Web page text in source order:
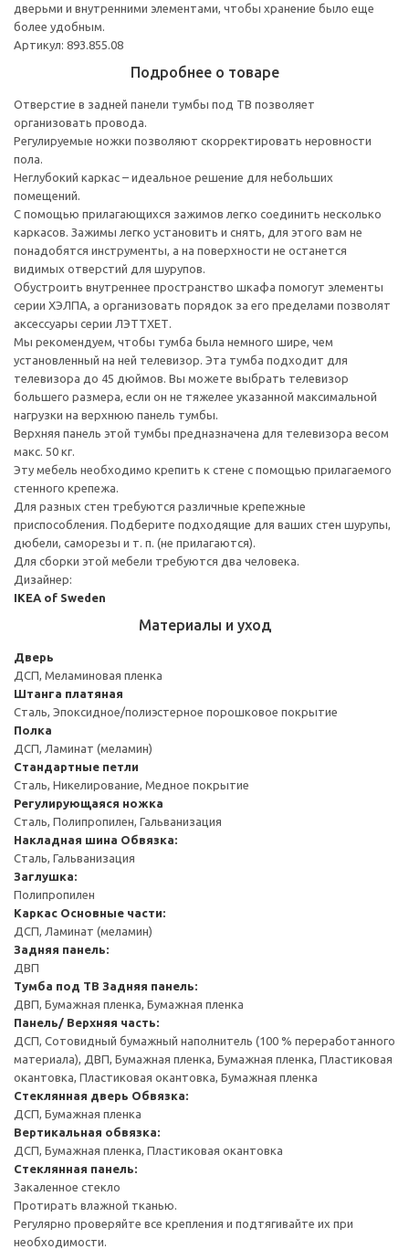
дверьми и внутренними элементами, чтобы хранение было еще
более удобным.
Артикул: 893.855.08
Подробнее о товаре
Отверстие в задней панели тумбы под ТВ позволяет
организовать провода.
Регулируемые ножки позволяют скорректировать неровности
пола.
Неглубокий каркас – идеальное решение для небольших
помещений.
С помощью прилагающихся зажимов легко соединить несколько
каркасов. Зажимы легко установить и снять, для этого вам не
понадобятся инструменты, а на поверхности не останется
видимых отверстий для шурупов.
Обустроить внутреннее пространство шкафа помогут элементы
серии ХЭЛПА, а организовать порядок за его пределами позволят
аксессуары серии ЛЭТТХЕТ.
Мы рекомендуем, чтобы тумба была немного шире, чем
установленный на ней телевизор. Эта тумба подходит для
телевизора до 45 дюймов. Вы можете выбрать телевизор
большего размера, если он не тяжелее указанной максимальной
нагрузки на верхнюю панель тумбы.
Верхняя панель этой тумбы предназначена для телевизора весом
макс. 50 кг.
Эту мебель необходимо крепить к стене с помощью прилагаемого
стенного крепежа.
Для разных стен требуются различные крепежные
приспособления. Подберите подходящие для ваших стен шурупы,
дюбели, саморезы и т. п. (не прилагаются).
Для сборки этой мебели требуются два человека.
Дизайнер:
IKEA of Sweden
Материалы и уход
Дверь
ДСП, Меламиновая пленка
Штанга платяная
Сталь, Эпоксидное/полиэстерное порошковое покрытие
Полка
ДСП, Ламинат (меламин)
Стандартные петли
Сталь, Никелирование, Медное покрытие
Регулирующаяся ножка
Сталь, Полипропилен, Гальванизация
Накладная шина Обвязка:
Сталь, Гальванизация
Заглушка:
Полипропилен
Каркас Основные части:
ДСП, Ламинат (меламин)
Задняя панель:
ДВП
Тумба под ТВ Задняя панель:
ДВП, Бумажная пленка, Бумажная пленка
Панель/ Верхняя часть:
ДСП, Сотовидный бумажный наполнитель (100 % переработанного
материала), ДВП, Бумажная пленка, Бумажная пленка, Пластиковая
окантовка, Пластиковая окантовка, Бумажная пленка
Стеклянная дверь Обвязка:
ДСП, Бумажная пленка
Вертикальная обвязка:
ДСП, Бумажная пленка, Пластиковая окантовка
Стеклянная панель:
Закаленное стекло
Протирать влажной тканью.
Регулярно проверяйте все крепления и подтягивайте их при
необходимости.